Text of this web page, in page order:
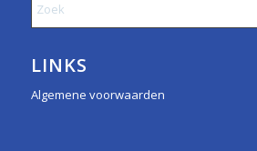
LINKS
Algemene voorwaarden